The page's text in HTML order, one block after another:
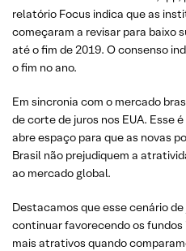
relatório Focus indica que as
começaram a revisar para baixo
até o fim de 2019. O consenso
o fim no ano.
Em sincronia com o mercado
de corte de juros nos EUA. Esse
abre espaço para que as novas
Brasil não prejudiquem a
ao mercado global.
Destacamos que esse cenário
continuar favorecendo os fundos
mais atrativos quando